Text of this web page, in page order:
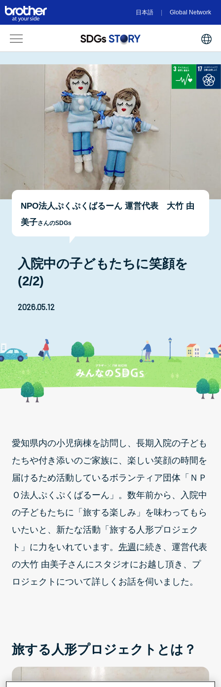
日本語 Global Network
NPO法人ぷくぷくばるーん 運営代表 大竹 由
美子さんのSDGs
入院中の子どもたちに笑顔を
(2/2)
2026.05.12
愛知県内の小児病棟を訪問し、長期入院の子ども
たちや付き添いのご家族に、楽しい笑顔の時間を
届けるため活動しているボランティア団体「ＮＰ
Ｏ法人ぷくぷくばるーん」。数年前から、入院中
の子どもたちに「旅する楽しみ」を味わってもら
いたいと、新たな活動「旅する人形プロジェク
ト」に力をいれています。 先週に続き、運営代表
の大竹 由美子さんにスタジオにお越し頂き、プ
ロジェクトについて詳しくお話を伺いました。
旅する人形プロジェクトとは？